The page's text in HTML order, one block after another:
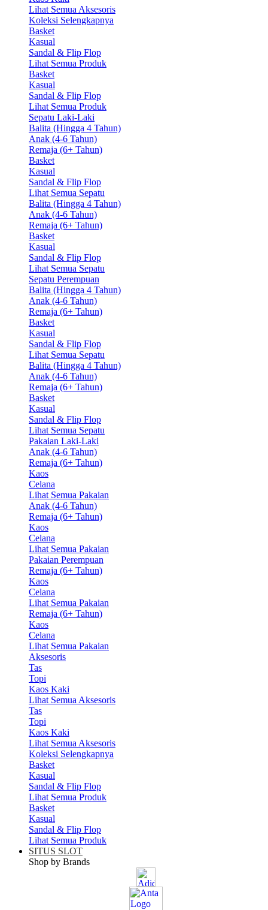
Lihat Semua Aksesoris
Koleksi Selengkapnya
Basket
Kasual
Sandal & Flip Flop
Lihat Semua Produk
Basket
Kasual
Sandal & Flip Flop
Lihat Semua Produk
Sepatu Laki-Laki
Balita (Hingga 4 Tahun)
Anak (4-6 Tahun)
Remaja (6+ Tahun)
Basket
Kasual
Sandal & Flip Flop
Lihat Semua Sepatu
Balita (Hingga 4 Tahun)
Anak (4-6 Tahun)
Remaja (6+ Tahun)
Basket
Kasual
Sandal & Flip Flop
Lihat Semua Sepatu
Sepatu Perempuan
Balita (Hingga 4 Tahun)
Anak (4-6 Tahun)
Remaja (6+ Tahun)
Basket
Kasual
Sandal & Flip Flop
Lihat Semua Sepatu
Balita (Hingga 4 Tahun)
Anak (4-6 Tahun)
Remaja (6+ Tahun)
Basket
Kasual
Sandal & Flip Flop
Lihat Semua Sepatu
Pakaian Laki-Laki
Anak (4-6 Tahun)
Remaja (6+ Tahun)
Kaos
Celana
Lihat Semua Pakaian
Anak (4-6 Tahun)
Remaja (6+ Tahun)
Kaos
Celana
Lihat Semua Pakaian
Pakaian Perempuan
Remaja (6+ Tahun)
Kaos
Celana
Lihat Semua Pakaian
Remaja (6+ Tahun)
Kaos
Celana
Lihat Semua Pakaian
Aksesoris
Tas
Topi
Kaos Kaki
Lihat Semua Aksesoris
Tas
Topi
Kaos Kaki
Lihat Semua Aksesoris
Koleksi Selengkapnya
Basket
Kasual
Sandal & Flip Flop
Lihat Semua Produk
Basket
Kasual
Sandal & Flip Flop
Lihat Semua Produk
SITUS SLOT
Shop by Brands